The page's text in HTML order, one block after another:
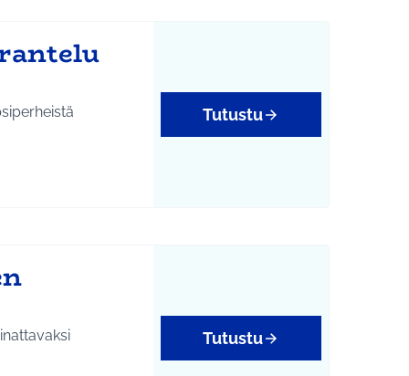
Tutustu
Tutustu